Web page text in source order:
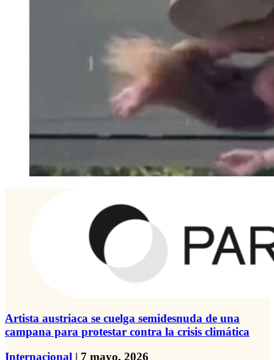
Artista austriaca se cuelga semidesnuda de una
campana para protestar contra la crisis climática
Internacional | 7 mayo, 2026